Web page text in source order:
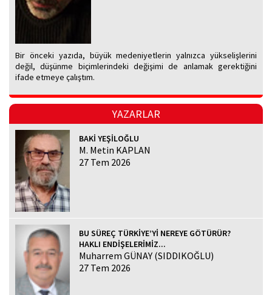
Bir önceki yazıda, büyük medeniyetlerin yalnızca yükselişlerini
değil, düşünme biçimlerindeki değişimi de anlamak gerektiğini
ifade etmeye çalıştım.
YAZARLAR
BAKİ YEŞİLOĞLU
M. Metin KAPLAN
27 Tem 2026
BU SÜREÇ TÜRKİYE’Yİ NEREYE GÖTÜRÜR?
HAKLI ENDİŞELERİMİZ...
Muharrem GÜNAY (SIDDIKOĞLU)
27 Tem 2026